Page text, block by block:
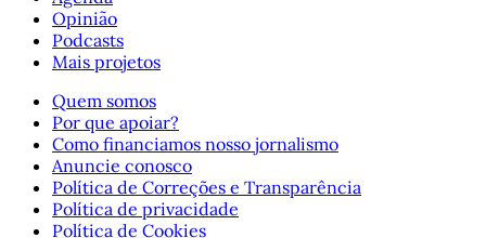
Opinião
Podcasts
Mais projetos
Quem somos
Por que apoiar?
Como financiamos nosso jornalismo
Anuncie conosco
Política de Correções e Transparência
Política de privacidade
Política de Cookies